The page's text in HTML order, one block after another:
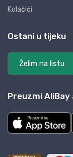
Kolačići
Ostani u tijeku
Želim na listu
Preuzmi AliBay